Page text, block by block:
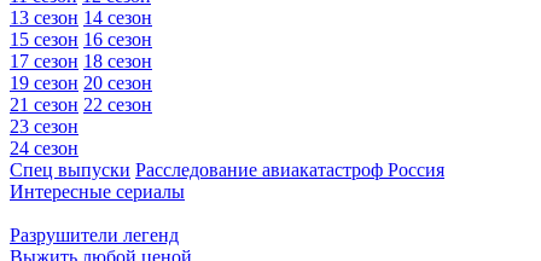
13 сезон 14 сезон
15 сезон 16 сезон
17 сезон 18 сезон
19 сезон 20 сезон
21 сезон 22 сезон
23 сезон
24 сезон
Спец выпуски Расследование авиакатастроф Россия
Интересные сериалы
Разрушители легенд
Выжить любой ценой